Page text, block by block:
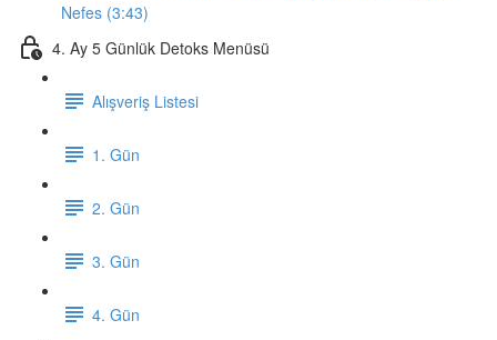
Nefes (3:43)
4. Ay 5 Günlük Detoks Menüsü
Alışveriş Listesi
1. Gün
2. Gün
3. Gün
4. Gün